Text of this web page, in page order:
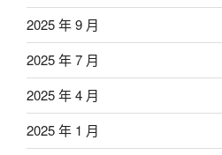
2025 年 9 月
2025 年 7 月
2025 年 4 月
2025 年 1 月